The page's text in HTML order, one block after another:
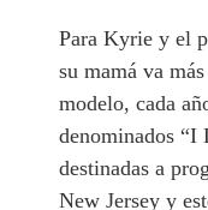
Para Kyrie y el
su mamá va
modelo, cada
denominados “I
destinadas a
New Jersey y